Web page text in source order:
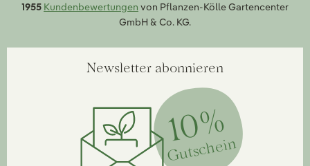
1955 Kundenbewertungen von Pflanzen-Kölle Gartencenter
GmbH & Co. KG.
Newsletter abonnieren
10%
Gutschein